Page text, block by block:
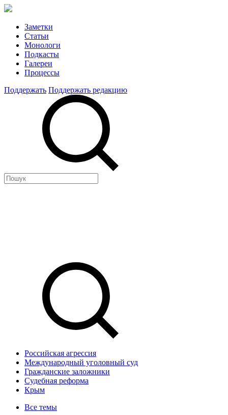
Заметки
Статьи
Монологи
Подкасты
Галереи
Процессы
Поддержать Поддержать редакцию
Российская агрессия
Международный уголовный суд
Гражданские заложники
Судебная реформа
Крым
Все темы